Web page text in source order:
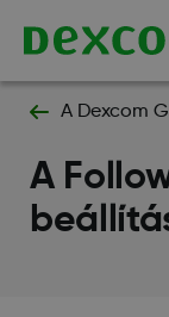
A Dexcom
A